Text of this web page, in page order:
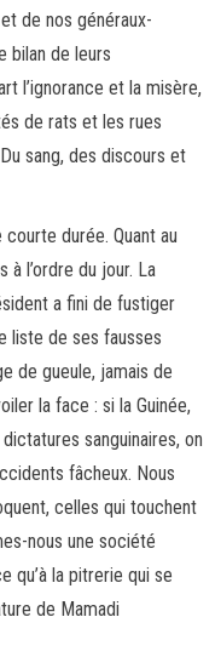
de nos généraux-
bilan de leurs
l’ignorance et la misère,
de rats et les rues
sang, des discours et
durée. Quant au
à l’ordre du jour. La
a fini de fustiger
liste de ses fausses
de gueule, jamais de
la face : si la Guinée,
sanguinaires, on
fâcheux. Nous
celles qui touchent
nous une société
qu’à la pitrerie qui se
de Mamadi